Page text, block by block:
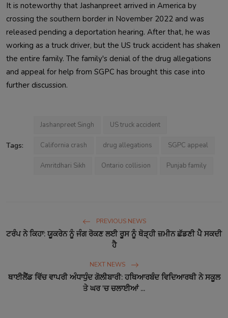
It is noteworthy that Jashanpreet arrived in America by
crossing the southern border in November 2022 and was
released pending a deportation hearing. After that, he was
working as a truck driver, but the US truck accident has shaken
the entire family. The family's denial of the drug allegations
and appeal for help from SGPC has brought this case into
further discussion.
Tags:
Jashanpreet Singh US truck accident
California crash drug allegations SGPC appeal
Amritdhari Sikh Ontario collision Punjab family
PREVIOUS NEWS
ਟਰੰਪ ਨੇ ਕਿਹਾ: ਯੂਕਰੇਨ ਨੂੰ ਜੰਗ ਰੋਕਣ ਲਈ ਰੂਸ ਨੂੰ ਥੋੜ੍ਹੀ ਜ਼ਮੀਨ ਛੱਡਣੀ ਪੈ ਸਕਦੀ
ਹੈ
NEXT NEWS
ਥਾਈਲੈਂਡ ਵਿੱਚ ਵਾਪਰੀ ਅੰਧਾਧੁੰਦ ਗੋਲੀਬਾਰੀ: ਹਥਿਆਰਬੰਦ ਵਿਦਿਆਰਥੀ ਨੇ ਸਕੂਲ
ਤੇ ਘਰ 'ਚ ਚਲਾਈਆਂ ...